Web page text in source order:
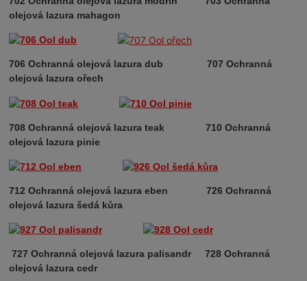
olejová lazura mahagon
706 Ochranná olejová lazura dub707 Ochranná
olejová lazura ořech
708 Ochranná olejová lazura teak710 Ochranná
olejová lazura pinie
712 Ochranná olejová lazura eben 726 Ochranná
olejová lazura šedá kůra
727 Ochranná olejová lazura palisandr 728 Ochranná
olejová lazura cedr